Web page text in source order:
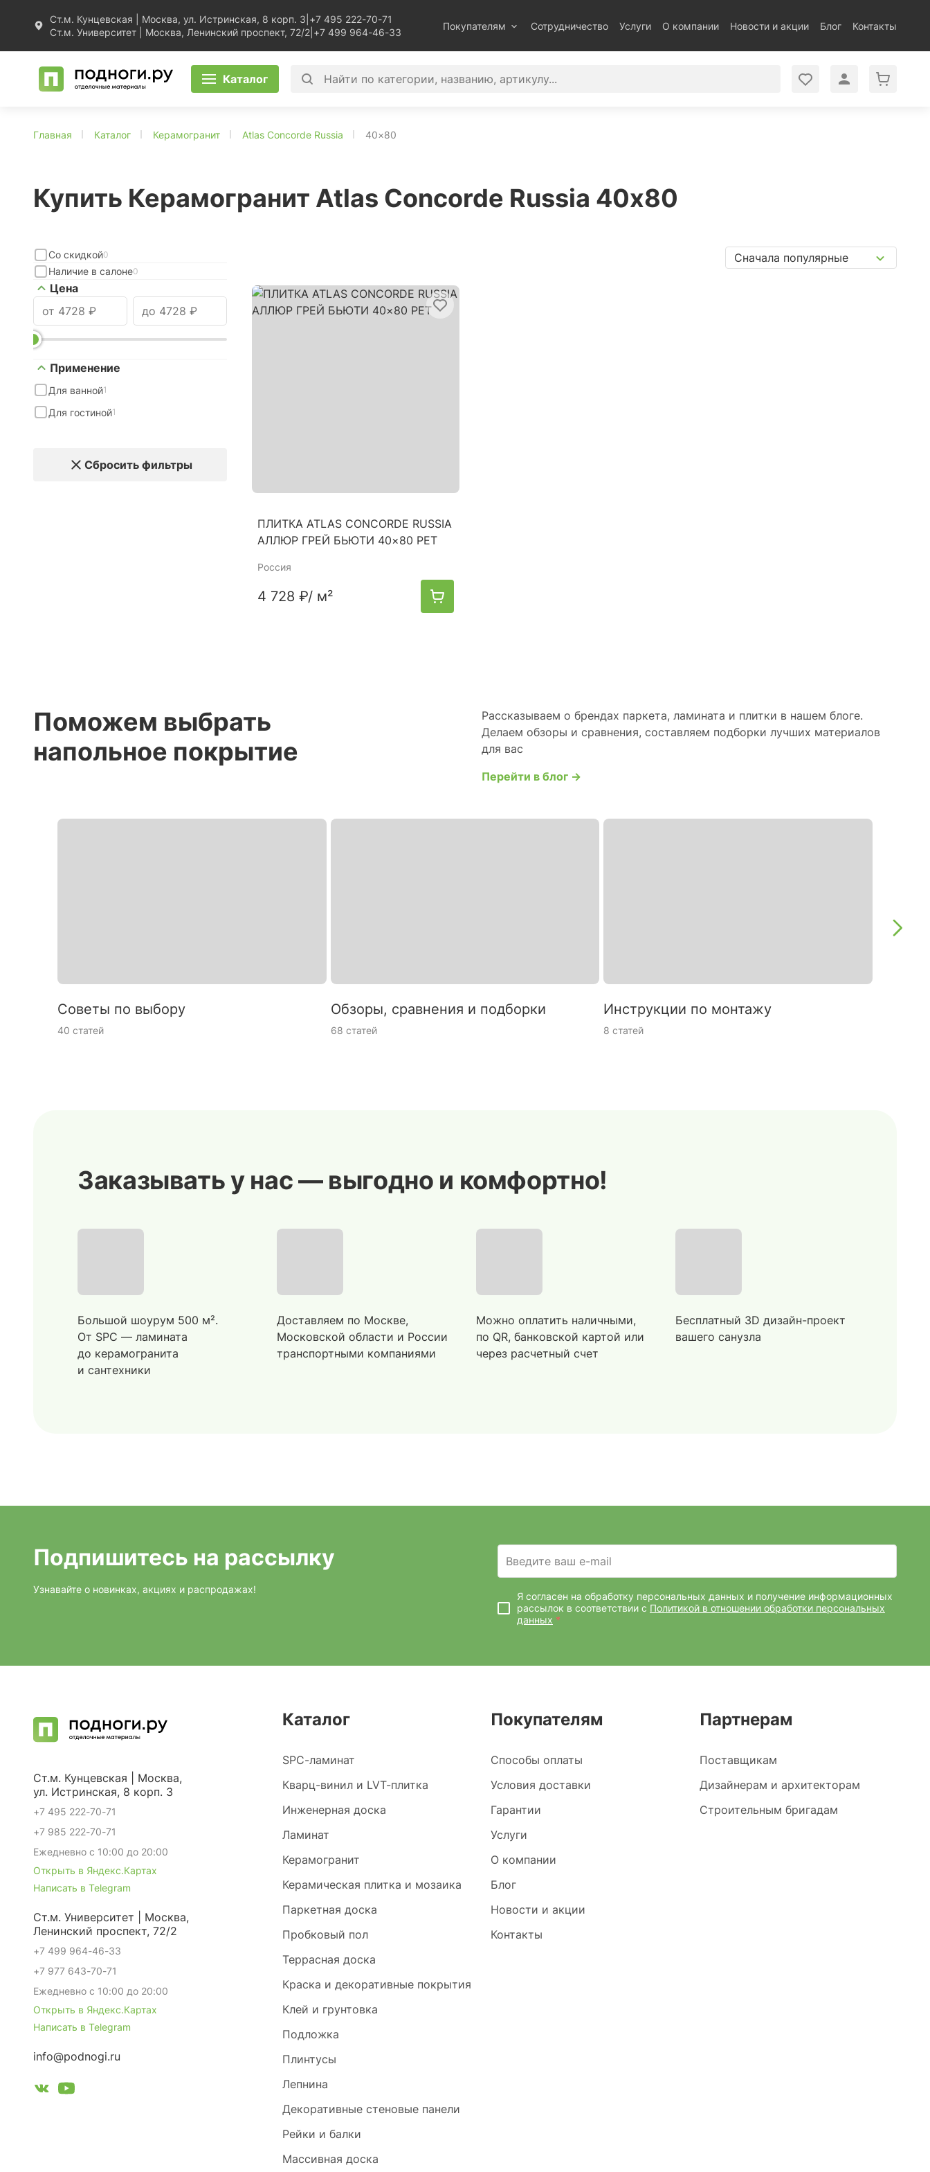
Ст.м. Кунцевская | Москва, ул. Истринская, 8 корп. 3 +7 495 222-70-71
Ст.м. Университет | Москва, Ленинский проспект, 72/2 +7 499 964-46-33
Покупателям Сотрудничество Услуги О компании Новости и акции Блог Контакты
Каталог
Главная Каталог Керамогранит Atlas Concorde Russia 40×80
Купить Керамогранит Atlas Concorde Russia 40x80
Со скидкой0
Наличие в салоне0
Цена
Применение
Для ванной1
Для гостиной1
Сбросить фильтры
Сначала популярные
ПЛИТКА ATLAS CONCORDE RUSSIA
АЛЛЮР ГРЕЙ БЬЮТИ 40×80 РЕТ
Россия
4 728 ₽/ м²
Поможем выбрать
напольное покрытие
Рассказываем о брендах паркета, ламината и плитки в нашем блоге.
Делаем обзоры и сравнения, составляем подборки лучших материалов
для вас
Перейти в блог →
Советы по выбору
40 статей
Обзоры, сравнения и подборки
68 статей
Инструкции по монтажу
8 статей
Заказывать у нас — выгодно и комфортно!
Большой шоурум 500 м².
От SPC — ламината
до керамогранита
и сантехники
Доставляем по Москве,
Московской области и России
транспортными компаниями
Можно оплатить наличными,
по QR, банковской картой или
через расчетный счет
Бесплатный 3D дизайн-проект
вашего санузла
Подпишитесь на рассылку
Узнавайте о новинках, акциях и распродажах!
Введите ваш e-mail
Я согласен на обработку персональных данных и получение информационных
рассылок в соответствии с Политикой в отношении обработки персональных
данных *
Каталог
SPC-ламинат
Кварц-винил и LVT-плитка
Инженерная доска
Ламинат
Керамогранит
Керамическая плитка и мозаика
Паркетная доска
Пробковый пол
Террасная доска
Краска и декоративные покрытия
Клей и грунтовка
Подложка
Плинтусы
Лепнина
Декоративные стеновые панели
Рейки и балки
Массивная доска
Покупателям
Способы оплаты
Условия доставки
Гарантии
Услуги
О компании
Блог
Новости и акции
Контакты
Партнерам
Поставщикам
Дизайнерам и архитекторам
Строительным бригадам
Ст.м. Кунцевская | Москва,
ул. Истринская, 8 корп. 3
+7 495 222-70-71
+7 985 222-70-71
Ежедневно с 10:00 до 20:00
Открыть в Яндекс.Картах
Написать в Telegram
Ст.м. Университет | Москва,
Ленинский проспект, 72/2
+7 499 964-46-33
+7 977 643-70-71
Ежедневно с 10:00 до 20:00
Открыть в Яндекс.Картах
Написать в Telegram
info@podnogi.ru